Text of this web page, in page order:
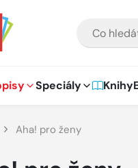
Speciály Knihy
Aha! pro ženy